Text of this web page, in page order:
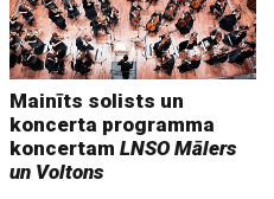
Mainīts solists un
koncerta programma
koncertamLNSO Mālers
un Voltons